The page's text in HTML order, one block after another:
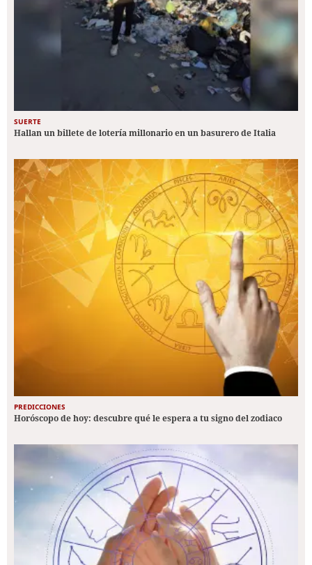
SUERTE
Hallan un billete de lotería millonario en un basurero de Italia
PREDICCIONES
Horóscopo de hoy: descubre qué le espera a tu signo del zodiaco